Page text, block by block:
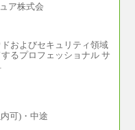
およびセキュリティ領域
るプロフェッショナル サ
可)・中途